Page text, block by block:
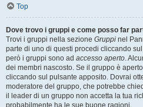
Top
Dove trovo i gruppi e come posso far
Trovi i gruppi nella sezione Gruppi nel
parte di uno di questi procedi cliccando
però i gruppi sono ad accesso aperto.
dei membri nascosto. Se il gruppo è
cliccando sul pulsante apposito. Dovrai
moderatore del gruppo, che potrebbe
il leader di un gruppo non accetta la tua
probabilmente ha le sue buone ragioni.